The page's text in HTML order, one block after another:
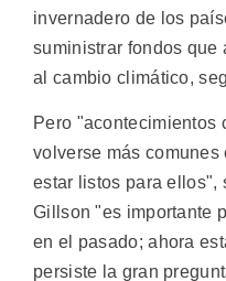
invernadero de los
suministrar fondos que
al cambio climático,
Pero "acontecimientos
volverse más
estar listos para ellos",
Gillson "es importante
en el pasado; ahora
persiste la gran